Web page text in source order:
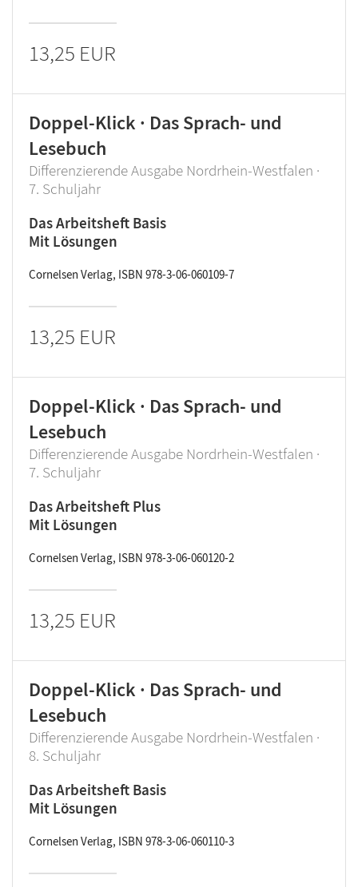
13,25 EUR
Doppel-Klick · Das Sprach- und
Lesebuch
Differenzierende Ausgabe Nordrhein-Westfalen ·
7. Schuljahr
Das Arbeitsheft Basis
Mit Lösungen
Cornelsen Verlag, ISBN 978-3-06-060109-7
13,25 EUR
Doppel-Klick · Das Sprach- und
Lesebuch
Differenzierende Ausgabe Nordrhein-Westfalen ·
7. Schuljahr
Das Arbeitsheft Plus
Mit Lösungen
Cornelsen Verlag, ISBN 978-3-06-060120-2
13,25 EUR
Doppel-Klick · Das Sprach- und
Lesebuch
Differenzierende Ausgabe Nordrhein-Westfalen ·
8. Schuljahr
Das Arbeitsheft Basis
Mit Lösungen
Cornelsen Verlag, ISBN 978-3-06-060110-3